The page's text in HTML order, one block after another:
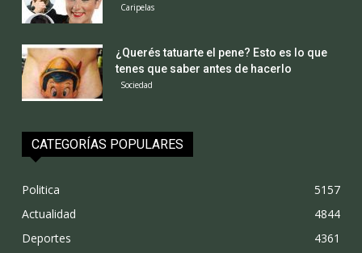
Caripelas
¿Querés tatuarte el pene? Esto es lo que
tenes que saber antes de hacerlo
Sociedad
CATEGORÍAS POPULARES
Politica
5157
Actualidad
4844
Deportes
4361